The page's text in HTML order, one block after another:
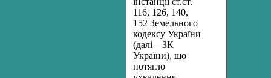
116, 126, 140,
152 Земельного
кодексу України
(далі – ЗК
України), що
потягло